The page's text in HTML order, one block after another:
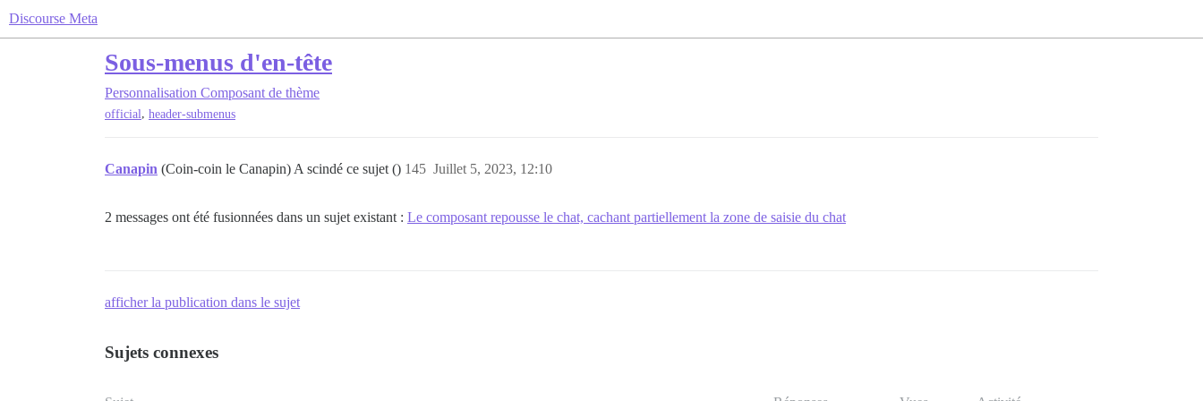
Discourse Meta
Sous-menus d'en-tête
Personnalisation Composant de thème
official, header-submenus
Canapin (Coin-coin le Canapin) A scindé ce sujet () Juillet 5, 2023, 12:10
145
2 messages ont été fusionnées dans un sujet existant : Le composant repousse le chat, cachant partiellement la zone de saisie du chat
afficher la publication dans le sujet
Sujets connexes